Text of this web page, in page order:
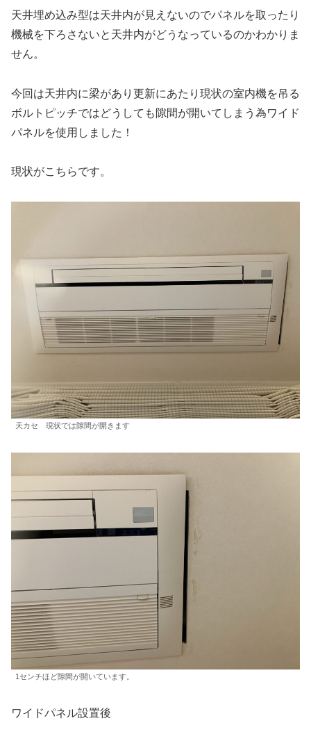
天井埋め込み型は天井内が見えないのでパネルを取ったり
機械を下ろさないと天井内がどうなっているのかわかりま
せん。
今回は天井内に梁があり更新にあたり現状の室内機を吊る
ボルトピッチではどうしても隙間が開いてしまう為ワイド
パネルを使用しました！
現状がこちらです。
天カセ 現状では隙間が開きます
1センチほど隙間が開いています。
ワイドパネル設置後